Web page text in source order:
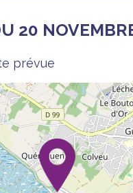
20
prévue